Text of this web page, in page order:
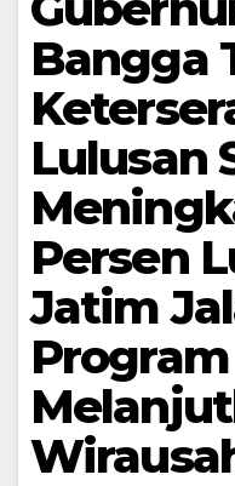
Bangga
Lulusan
Persen
Jatim